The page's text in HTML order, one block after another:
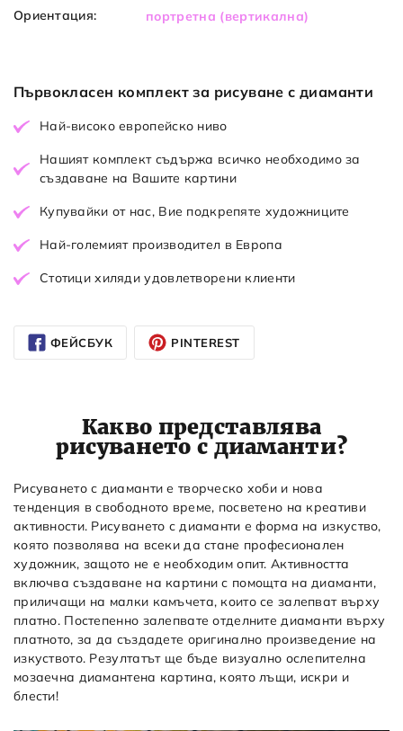
Ориентация:
портретна (вертикална)
Първокласен комплект за рисуване с диаманти
Най-високо европейско ниво
Нашият комплект съдържа всичко необходимо за
създаване на Вашите картини
Купувайки от нас, Вие подкрепяте художниците
Най-големият производител в Европа
Стотици хиляди удовлетворени клиенти
ФЕЙСБУК PINTEREST
Какво представлява
рисуването с диаманти?
Рисуването с диаманти е творческо хоби и нова
тенденция в свободното време, посветено на креативи
активности. Рисуването с диаманти е форма на изкуство,
която позволява на всеки да стане професионален
художник, защото не е необходим опит. Активността
включва създаване на картини с помощта на диаманти,
приличащи на малки камъчета, които се залепват върху
платно. Постепенно залепвате отделните диаманти върху
платното, за да създадете оригинално произведение на
изкуството. Резултатът ще бъде визуално ослепителна
мозаечна диамантена картина, която лъщи, искри и
блести!